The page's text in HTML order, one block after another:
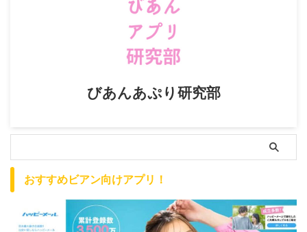
びあんあぷり研究部
おすすめビアン向けアプリ！